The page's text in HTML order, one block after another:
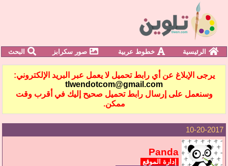
الرئيسية خطوط عربية صور سكرابز البحث
يرجى الإبلاغ عن أي رابط تحميل لا يعمل عبر البريد الإلكتروني:
tlwendotcom@gmail.com
وسنعمل على إرسال رابط تحميل صحيح إليك في أقرب وقت
ممكن.
10-20-2017
Panda
إدارة الموقع